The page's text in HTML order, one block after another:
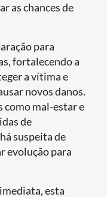
as chances de
para
fortalecendo a
a vítima e
novos danos.
como mal-estar e
de
suspeita de
evolução para
esta